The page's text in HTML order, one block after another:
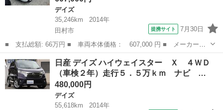
デイズ
35,246km
2014年
田村市
提携サイト 7月30日
■ 支払総額: 66万円 ■ 車両本体価格： 607,000 円 ■ メーカー
名： 日産 ■ 車種名： デイズ ■ グレード名： ハイウェイスタ
ー Ｘ ４ＷＤ バックカメラ ＴＶ ＨＩＤ スマートキー アイ
ドリングストップ...
福島 田村市 デイズ
日産 デイズ ハイウェイスター Ｘ ４ＷＤ
（車検２年）走行５．５万ｋｍ ナビ …
480,000円
デイズ
55,618km
2014年